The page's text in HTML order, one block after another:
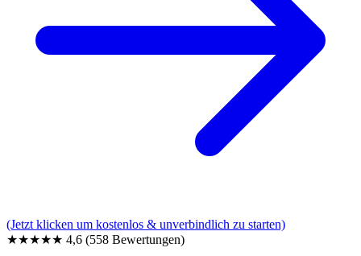
(Jetzt klicken um kostenlos & unverbindlich zu starten)
★★★★★ 4,6 (558 Bewertungen)